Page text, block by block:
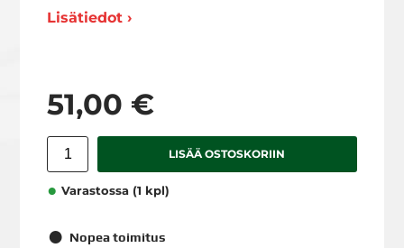
Lisätiedot ›
51,00 €
LISÄÄ OSTOSKORIIN
Varastossa (1 kpl)
Nopea toimitus